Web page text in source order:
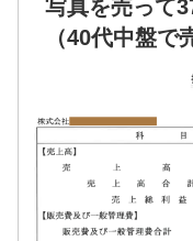
写真を売って
（40代中盤で